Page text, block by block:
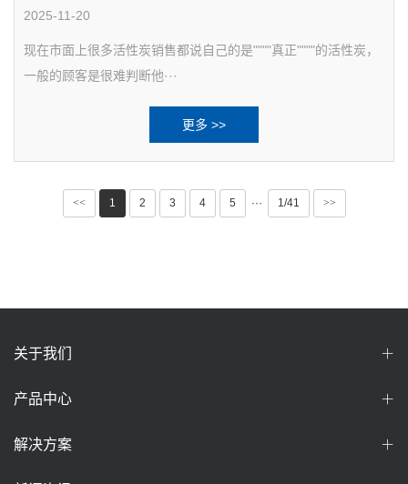
2025-11-20
现在市面上很多活性炭销售都说自己的是""""真正""""的活性炭，
一般的顾客是很难判断他···
更多 >>
<< 1 2 3 4 5 ··· 1/41 >>
关于我们
产品中心
解决方案